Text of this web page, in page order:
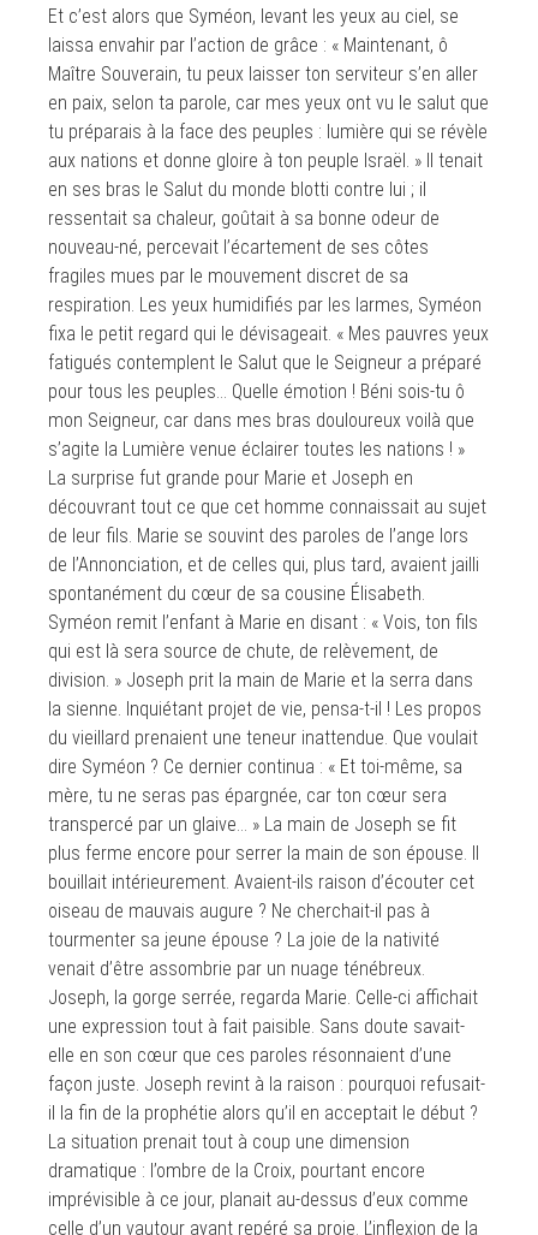
Et c’est alors que Syméon, levant les yeux au ciel, se
laissa envahir par l’action de grâce : « Maintenant, ô
Maître Souverain, tu peux laisser ton serviteur s’en aller
en paix, selon ta parole, car mes yeux ont vu le salut que
tu préparais à la face des peuples : lumière qui se révèle
aux nations et donne gloire à ton peuple Israël. » Il tenait
en ses bras le Salut du monde blotti contre lui ; il
ressentait sa chaleur, goûtait à sa bonne odeur de
nouveau-né, percevait l’écartement de ses côtes
fragiles mues par le mouvement discret de sa
respiration. Les yeux humidifiés par les larmes, Syméon
fixa le petit regard qui le dévisageait. « Mes pauvres yeux
fatigués contemplent le Salut que le Seigneur a préparé
pour tous les peuples… Quelle émotion ! Béni sois-tu ô
mon Seigneur, car dans mes bras douloureux voilà que
s’agite la Lumière venue éclairer toutes les nations ! »
La surprise fut grande pour Marie et Joseph en
découvrant tout ce que cet homme connaissait au sujet
de leur fils. Marie se souvint des paroles de l’ange lors
de l’Annonciation, et de celles qui, plus tard, avaient jailli
spontanément du cœur de sa cousine Élisabeth.
Syméon remit l’enfant à Marie en disant : « Vois, ton fils
qui est là sera source de chute, de relèvement, de
division. » Joseph prit la main de Marie et la serra dans
la sienne. Inquiétant projet de vie, pensa-t-il ! Les propos
du vieillard prenaient une teneur inattendue. Que voulait
dire Syméon ? Ce dernier continua : « Et toi-même, sa
mère, tu ne seras pas épargnée, car ton cœur sera
transpercé par un glaive… » La main de Joseph se fit
plus ferme encore pour serrer la main de son épouse. Il
bouillait intérieurement. Avaient-ils raison d’écouter cet
oiseau de mauvais augure ? Ne cherchait-il pas à
tourmenter sa jeune épouse ? La joie de la nativité
venait d’être assombrie par un nuage ténébreux.
Joseph, la gorge serrée, regarda Marie. Celle-ci affichait
une expression tout à fait paisible. Sans doute savait-
elle en son cœur que ces paroles résonnaient d’une
façon juste. Joseph revint à la raison : pourquoi refusait-
il la fin de la prophétie alors qu’il en acceptait le début ?
La situation prenait tout à coup une dimension
dramatique : l’ombre de la Croix, pourtant encore
imprévisible à ce jour, planait au-dessus d’eux comme
celle d’un vautour ayant repéré sa proie. L’inflexion de la